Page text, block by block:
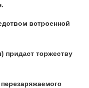
встроенной
придаст торжеству